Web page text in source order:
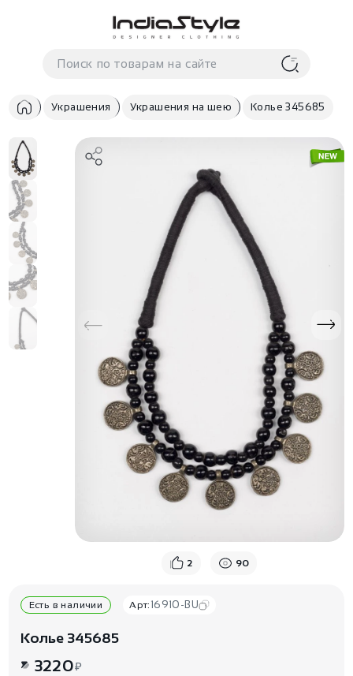
Корзина
В корзиненеттоваров
Корзина покупок пуста..
Украшения Украшения на шею Колье 345685
2 90
Есть в наличии Арт: 16910-BU
Колье 345685
3220₽